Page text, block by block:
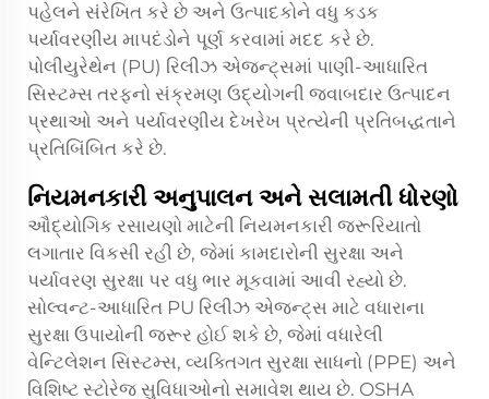
પહેલને સંરેખિત કરે છે અને ઉત્પાદકોને વધુ કડક
પર્યાવરણીય માપદંડોને પૂર્ણ કરવામાં મદદ કરે છે.
પોલીયુરેથેન (PU) રિલીઝ એજન્ટ્સમાં પાણી-આધારિત
સિસ્ટમ્સ તરફનો સંક્રમણ ઉદ્યોગની જવાબદાર ઉત્પાદન
પ્રથાઓ અને પર્યાવરણીય દેખરેખ પ્રત્યેની પ્રતિબદ્ધતાને
પ્રતિબિંબિત કરે છે.
નિયમનકારી અનુપાલન અને સલામતી ધોરણો
ઔદ્યોગિક રસાયણો માટેની નિયમનકારી જરૂરિયાતો
લગાતાર વિકસી રહી છે, જેમાં કામદારોની સુરક્ષા અને
પર્યાવરણ સુરક્ષા પર વધુ ભાર મૂકવામાં આવી રહ્યો છે.
સોલ્વન્ટ-આધારિત PU રિલીઝ એજન્ટ્સ માટે વધારાના
સુરક્ષા ઉપાયોની જરૂર હોઈ શકે છે, જેમાં વધારેલી
વેન્ટિલેશન સિસ્ટમ્સ, વ્યક્તિગત સુરક્ષા સાધનો (PPE) અને
વિશિષ્ટ સ્ટોરેજ સુવિધાઓનો સમાવેશ થાય છે. OSHA